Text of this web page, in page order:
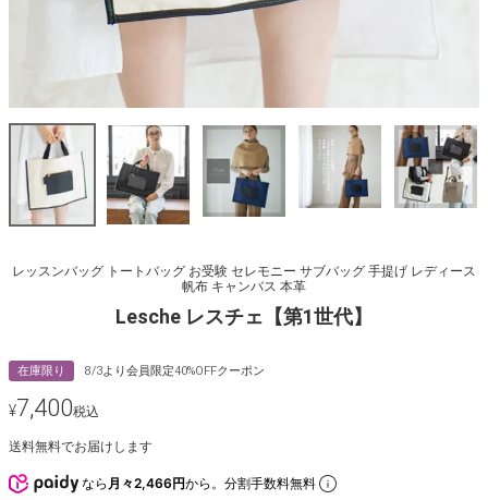
レッスンバッグ トートバッグ お受験 セレモニー サブバッグ 手提げ レディース
帆布 キャンバス 本革
Lesche レスチェ【第1世代】
在庫限り 8/3より会員限定40%OFFクーポン
¥7,400税込
送料無料でお届けします
なら 月々2,466円から。分割手数料無料